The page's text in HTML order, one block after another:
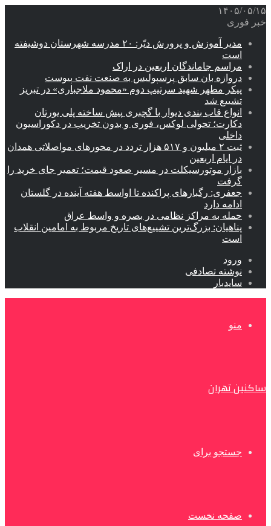
۱۴۰۵/۰۵/۱۵
خبر فوری
مدیر آموزش و پرورش دیّر: ۲۰ مدرسه شهرستان دوشیفته
است
مراسم جاماندگان اربعین در اراک
دروازه بان سابق پرسپولیس به صنعت نفت پیوست
پیکر مطهر شهید سرتیپ دوم «محمود ملاجباری» در تبریز
تشییع شد
انواع قاب بندی دیوار با گچبری پیش ساخته پلی یورتان
دکارت؛ تحولی لوکس، فوری و بدون تخریب در دکوراسیون
داخلی
ثبت ۲ میلیون و ۵۱۷ هزار تردد در محورهای مواصلاتی همدان
در ایام اربعین
بازار موتورسیکلت در مسیر صعود قیمت؛ تعمیر جای خرید را
گرفت
جعفری: رگبارهای پراکنده تا اواسط هفته آینده در گلستان
ادامه دارد
حمله به مراکز نظامی در بصره و واسط عراق
پناهیان: بزرگ‌ترین تشییع‌های تاریخ مربوط به امامین انقلاب
است
ورود
نوشته تصادفی
سایدبار
منو
ساکنین تهران
جستجو برای
صفحه نخست